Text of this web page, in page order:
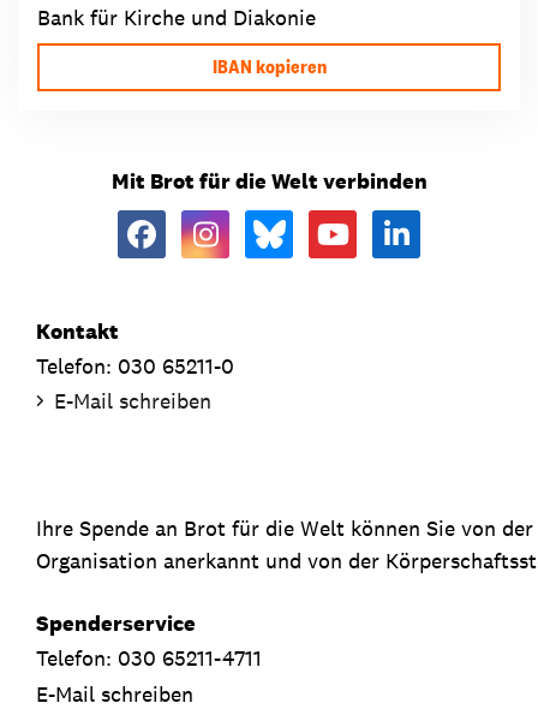
Bank für Kirche und Diakonie
IBAN kopieren
Mit Brot für die Welt verbinden
Kontakt
Telefon: 030 65211-0
E-Mail schreiben
Ihre Spende an Brot für die Welt können Sie von
Organisation anerkannt und von der
Spenderservice
Telefon: 030 65211-4711
E-Mail schreiben